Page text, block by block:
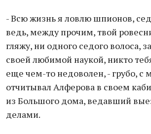
- Всю жизнь я ловлю шпионов,
ведь, между прочим, твой
гляжу, ни одного седого волоса,
своей любимой наукой, никто
еще чем-то недоволен, - грубо, с
отчитывал Алферова в своем
из Большого дома, ведавший
делами.